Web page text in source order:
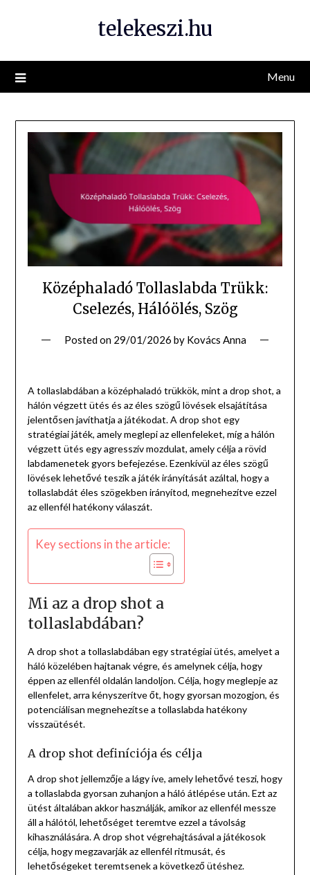
telekeszi.hu
Menu
Középhaladó Tollaslabda Trükk:
Cselezés, Hálóölés, Szög
Posted on 29/01/2026 by Kovács Anna
A tollaslabdában a középhaladó trükkök, mint a drop shot, a
hálón végzett ütés és az éles szögű lövések elsajátítása
jelentősen javíthatja a játékodat. A drop shot egy
stratégiai játék, amely meglepi az ellenfeleket, míg a hálón
végzett ütés egy agresszív mozdulat, amely célja a rövid
labdamenetek gyors befejezése. Ezenkívül az éles szögű
lövések lehetővé teszik a játék irányítását azáltal, hogy a
tollaslabdát éles szögekben irányítod, megnehezítve ezzel
az ellenfél hatékony válaszát.
Key sections in the article:
Mi az a drop shot a
tollaslabdában?
A drop shot a tollaslabdában egy stratégiai ütés, amelyet a
háló közelében hajtanak végre, és amelynek célja, hogy
éppen az ellenfél oldalán landoljon. Célja, hogy meglepje az
ellenfelet, arra kényszerítve őt, hogy gyorsan mozogjon, és
potenciálisan megnehezítse a tollaslabda hatékony
visszaütését.
A drop shot definíciója és célja
A drop shot jellemzője a lágy íve, amely lehetővé teszi, hogy
a tollaslabda gyorsan zuhanjon a háló átlépése után. Ezt az
ütést általában akkor használják, amikor az ellenfél messze
áll a hálótól, lehetőséget teremtve ezzel a távolság
kihasználására. A drop shot végrehajtásával a játékosok
célja, hogy megzavarják az ellenfél ritmusát, és
lehetőségeket teremtsenek a következő ütéshez.